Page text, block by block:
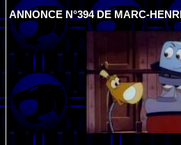
ANNONCE N°394 DE MARC-HENRI